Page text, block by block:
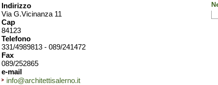
Indirizzo
Via G.Vicinanza 11
Cap
84123
Telefono
331/4989813 - 089/241472
Fax
089/252865
e-mail
info@architettisalerno.it